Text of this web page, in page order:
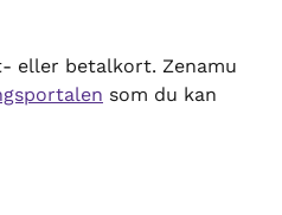
eller betalkort. Zenamu
som du kan